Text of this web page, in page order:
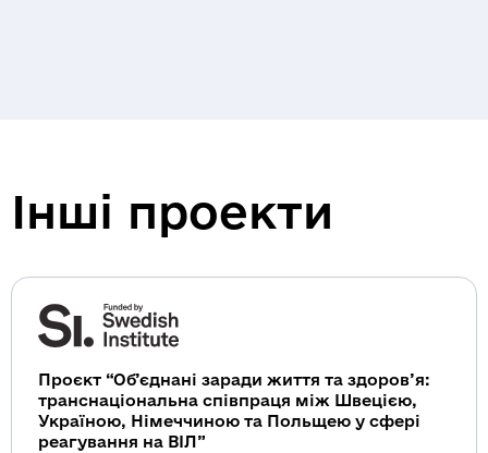
Інші проекти
Проєкт “Об’єднані заради життя та здоров’я:
транснаціональна співпраця між Швецією,
Україною, Німеччиною та Польщею у сфері
реагування на ВІЛ”